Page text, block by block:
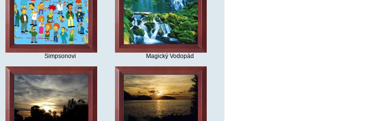
Simpsonovi Magický Vodopád